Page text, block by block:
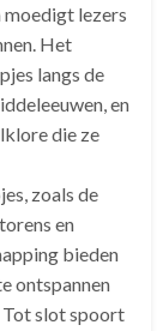
moedigt lezers
Het
langs de
en
die ze
zoals de
en
bieden
ontspannen
Tot slot spoort